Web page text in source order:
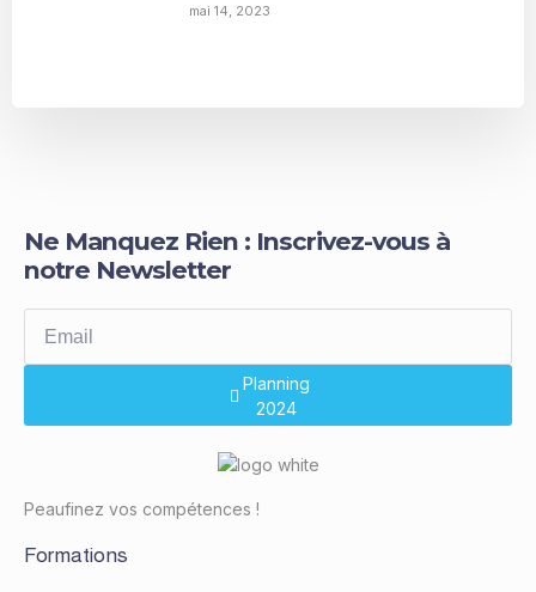
mai 14, 2023
Ne Manquez Rien : Inscrivez-vous à
notre Newsletter
Peaufinez vos compétences !
Formations